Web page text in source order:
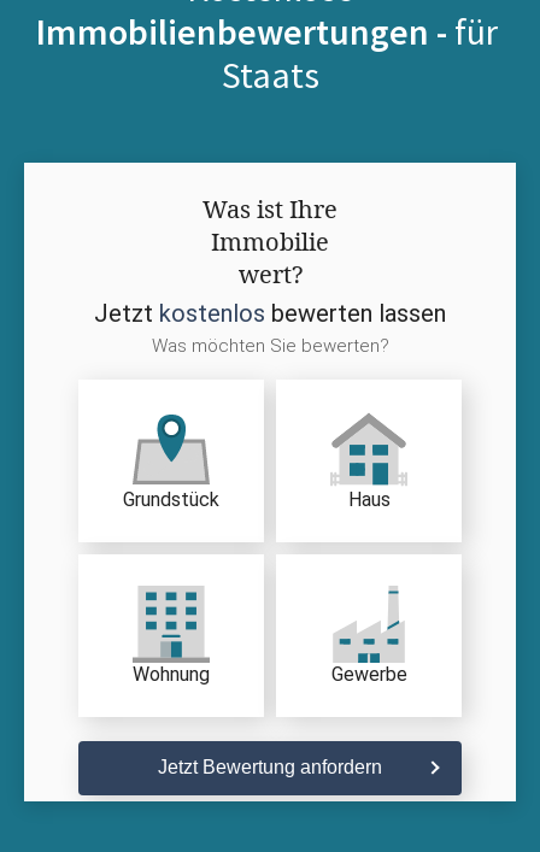
Immobilienbewertungen - für
Staats
Was ist Ihre
Immobilie
wert?
Jetzt kostenlos bewerten lassen
Was möchten Sie bewerten?
Grundstück Haus
Wohnung Gewerbe
Jetzt Bewertung anfordern